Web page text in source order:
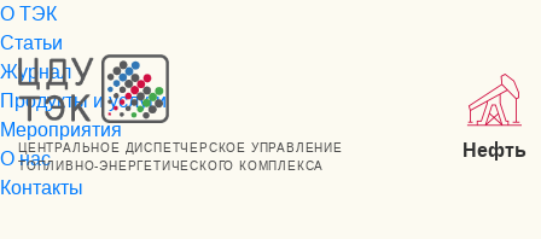
ЦЕНТРАЛЬНОЕ ДИСПЕТЧЕРСКОЕ УПРАВЛЕНИЕ
ТОПЛИВНО-ЭНЕРГЕТИЧЕСКОГО КОМПЛЕКСА
Нефть
О ТЭК
Статьи
Журнал
Продукты и услуги
Мероприятия
О нас
Контакты